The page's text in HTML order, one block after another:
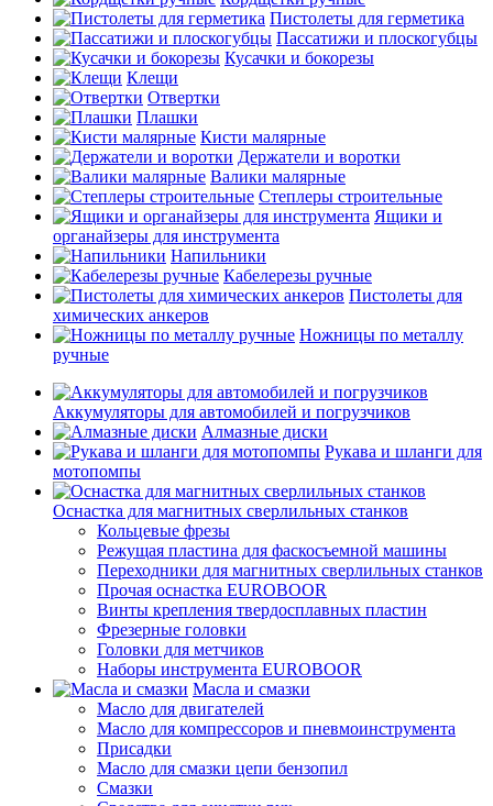
Пистолеты для герметика
Пассатижи и плоскогубцы
Кусачки и бокорезы
Клещи
Отвертки
Плашки
Кисти малярные
Держатели и воротки
Валики малярные
Степлеры строительные
Ящики и
органайзеры для инструмента
Напильники
Кабелерезы ручные
Пистолеты для
химических анкеров
Ножницы по металлу
ручные
Аккумуляторы для автомобилей и погрузчиков
Алмазные диски
Рукава и шланги для
мотопомпы
Оснастка для магнитных сверлильных станков
Кольцевые фрезы
Режущая пластина для фаскосъемной машины
Переходники для магнитных сверлильных станков
Прочая оснастка EUROBOOR
Винты крепления твердосплавных пластин
Фрезерные головки
Головки для метчиков
Наборы инструмента EUROBOOR
Масла и смазки
Масло для двигателей
Масло для компрессоров и пневмоинструмента
Присадки
Масло для смазки цепи бензопил
Смазки